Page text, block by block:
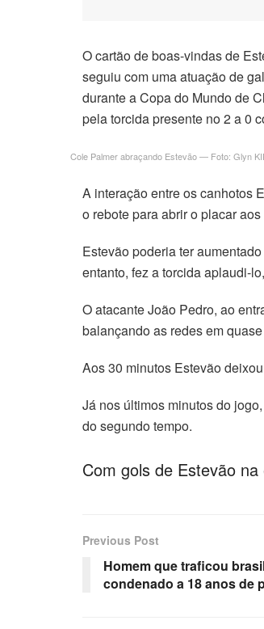
O cartão de boas-vindas de
seguiu com uma atuação de
durante a Copa do Mundo de
pela torcida presente no 2 a 0
Cole Palmer abraçando Estevão — Foto: Glyn
A interação entre os canhotos
o rebote para abrir o placar
Estevão poderia ter
entanto, fez a torcida aplaudi-
O atacante João Pedro, ao
balançando as redes em
Aos 30 minutos Estevão
Já nos últimos minutos do
do segundo tempo.
Com gols de Estevão
Previous Post
Homem que traficou
condenado a 18 anos de